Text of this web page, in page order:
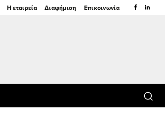
Η εταιρεία Διαφήμιση Επικοινωνία